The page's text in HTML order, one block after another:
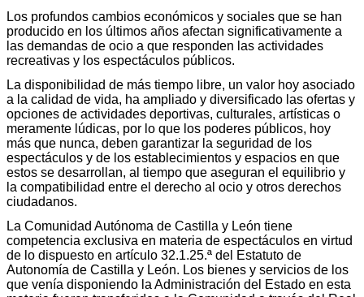
Los profundos cambios económicos y sociales que se han
producido en los últimos años afectan significativamente a
las demandas de ocio a que responden las actividades
recreativas y los espectáculos públicos.
La disponibilidad de más tiempo libre, un valor hoy asociado
a la calidad de vida, ha ampliado y diversificado las ofertas y
opciones de actividades deportivas, culturales, artísticas o
meramente lúdicas, por lo que los poderes públicos, hoy
más que nunca, deben garantizar la seguridad de los
espectáculos y de los establecimientos y espacios en que
estos se desarrollan, al tiempo que aseguran el equilibrio y
la compatibilidad entre el derecho al ocio y otros derechos
ciudadanos.
La Comunidad Autónoma de Castilla y León tiene
competencia exclusiva en materia de espectáculos en virtud
de lo dispuesto en artículo 32.1.25.ª del Estatuto de
Autonomía de Castilla y León. Los bienes y servicios de los
que venía disponiendo la Administración del Estado en esta